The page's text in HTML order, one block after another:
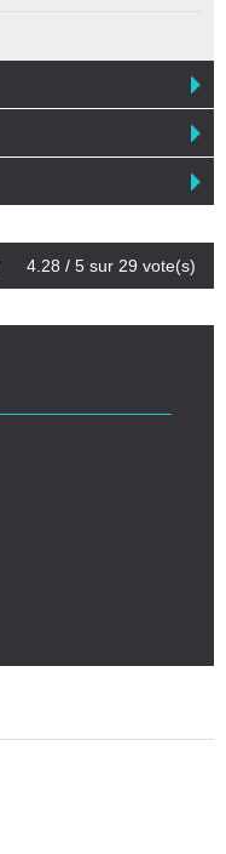
4.28 / 5 sur 29 vote(s)